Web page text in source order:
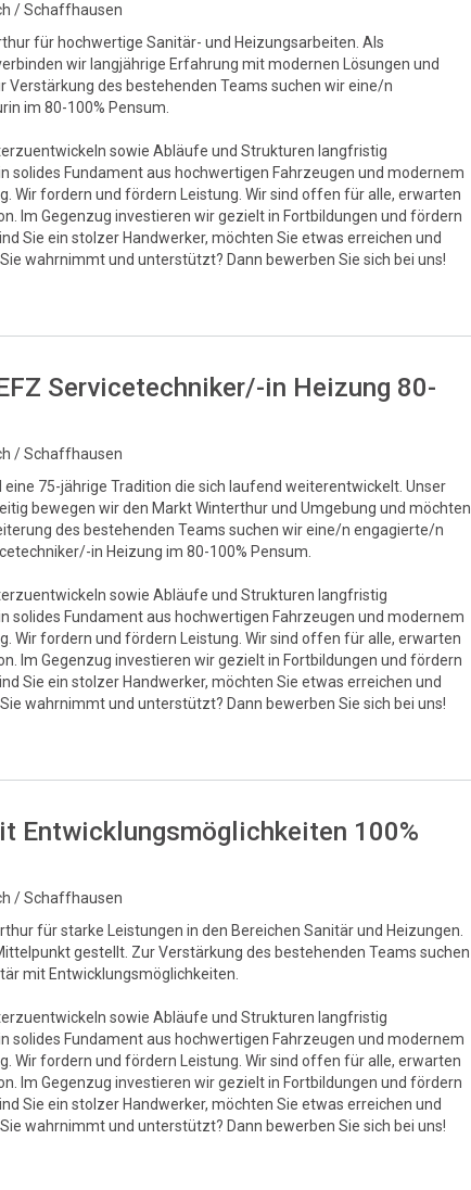
/ Schaffhausen
für hochwertige Sanitär- und Heizungsarbeiten. Als
wir langjährige Erfahrung mit modernen Lösungen und
des bestehenden Teams suchen wir eine/n
im 80-100% Pensum.
sowie Abläufe und Strukturen langfristig
solides Fundament aus hochwertigen Fahrzeugen und modernem
Wir fordern und fördern Leistung. Wir sind offen für alle, erwarten
Im Gegenzug investieren wir gezielt in Fortbildungen und fördern
Sie ein stolzer Handwerker, möchten Sie etwas erreichen und
wahrnimmt und unterstützt? Dann bewerben Sie sich bei uns!
Servicetechniker/-in Heizung 80-
/ Schaffhausen
75-jährige Tradition die sich laufend weiterentwickelt. Unser
bewegen wir den Markt Winterthur und Umgebung und möchten
des bestehenden Teams suchen wir eine/n engagierte/n
in Heizung im 80-100% Pensum.
sowie Abläufe und Strukturen langfristig
solides Fundament aus hochwertigen Fahrzeugen und modernem
Wir fordern und fördern Leistung. Wir sind offen für alle, erwarten
Im Gegenzug investieren wir gezielt in Fortbildungen und fördern
Sie ein stolzer Handwerker, möchten Sie etwas erreichen und
wahrnimmt und unterstützt? Dann bewerben Sie sich bei uns!
Entwicklungsmöglichkeiten 100%
/ Schaffhausen
für starke Leistungen in den Bereichen Sanitär und Heizungen.
gestellt. Zur Verstärkung des bestehenden Teams suchen
mit Entwicklungsmöglichkeiten.
sowie Abläufe und Strukturen langfristig
solides Fundament aus hochwertigen Fahrzeugen und modernem
Wir fordern und fördern Leistung. Wir sind offen für alle, erwarten
Im Gegenzug investieren wir gezielt in Fortbildungen und fördern
Sie ein stolzer Handwerker, möchten Sie etwas erreichen und
wahrnimmt und unterstützt? Dann bewerben Sie sich bei uns!